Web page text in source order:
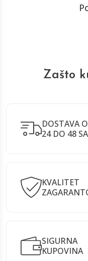
Zašto
DOSTAVA
24 DO 48
KVALITET
SIGURNA
KUPOVINA